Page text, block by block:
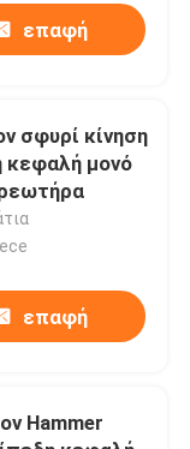
επαφή
σφυρί κίνηση
κεφαλή μονό
επαφή
Hammer